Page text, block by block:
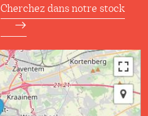
Cherchez dans notre stock